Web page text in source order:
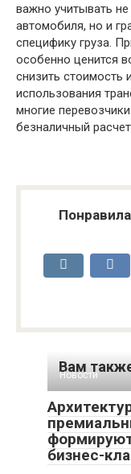
важно учитывать не
автомобиля, но и
специфику груза.
особенно ценится
снизить стоимость
использования
многие
безналичный
Вам
Новости
бизнес-